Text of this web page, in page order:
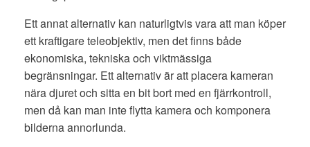
Ett annat alternativ kan naturligtvis vara att man köper
ett kraftigare teleobjektiv, men det finns både
ekonomiska, tekniska och viktmässiga
begränsningar. Ett alternativ är att placera kameran
nära djuret och sitta en bit bort med en fjärrkontroll,
men då kan man inte flytta kamera och komponera
bilderna annorlunda.